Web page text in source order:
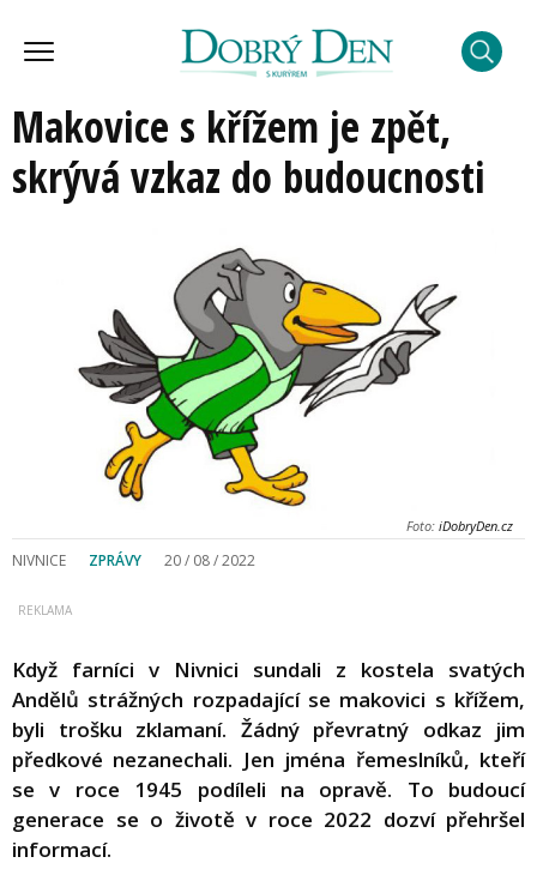
Makovice s křížem je zpět,
skrývá vzkaz do budoucnosti
Foto: iDobryDen.cz
NIVNICE ZPRÁVY 20 / 08 / 2022
Když farníci v Nivnici sundali z kostela svatých
Andělů strážných rozpadající se makovici s křížem,
byli trošku zklamaní. Žádný převratný odkaz jim
předkové nezanechali. Jen jména řemeslníků, kteří
se v roce 1945 podíleli na opravě. To budoucí
generace se o životě v roce 2022 dozví přehršel
informací.